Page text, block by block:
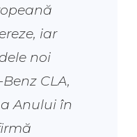
iar
noi
CLA,
Anului în